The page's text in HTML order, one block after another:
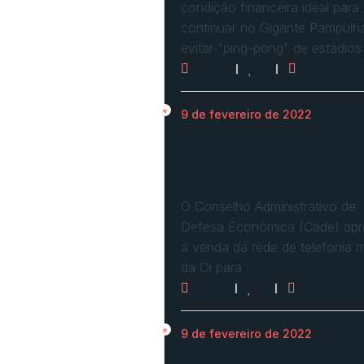
condição financeira ideal para
continuar no Gigante
evitar "ping-pong" de estádios
9 de fevereiro de 2022
O Conselho Administrativo de
Defesa Econômica (Cade)
a venda da rede de telefonia
da Oi para
9 de fevereiro de 2022